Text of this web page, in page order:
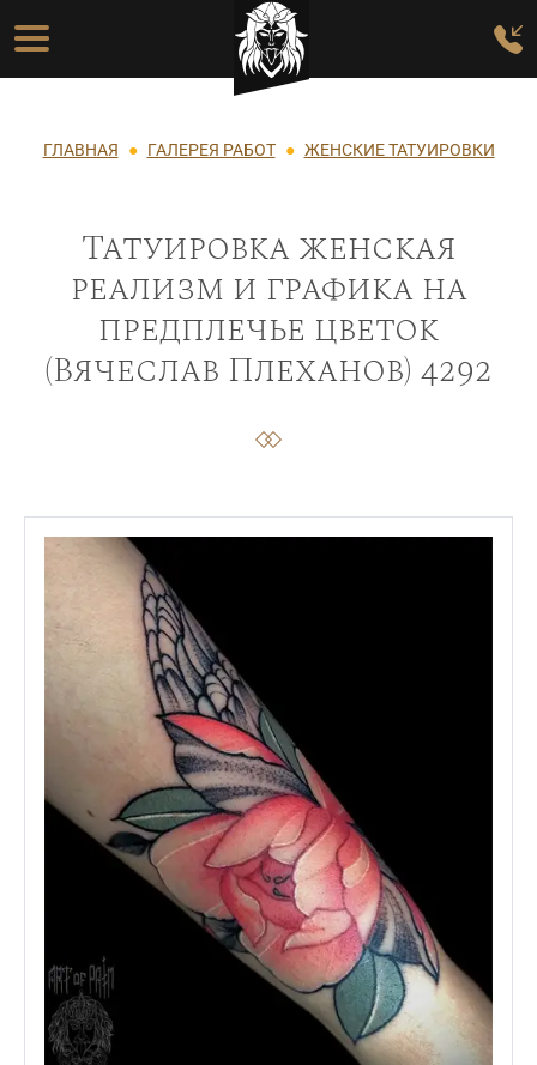
Перейти к основному содержанию
Основная навигация
Строка навигации
ГЛАВНАЯ ГАЛЕРЕЯ РАБОТ ЖЕНСКИЕ ТАТУИРОВКИ
Татуировка женская
реализм и графика на
предплечье цветок
(Вячеслав Плеханов) 4292